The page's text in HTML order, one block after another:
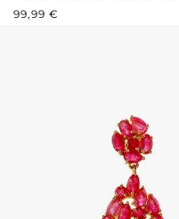
PREZZO NORMALE:
99,99 €